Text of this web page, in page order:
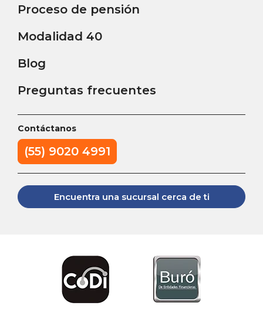
Proceso de pensión
Modalidad 40
Blog
Preguntas frecuentes
Contáctanos
(55) 9020 4991
Encuentra una sucursal cerca de ti